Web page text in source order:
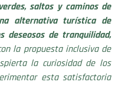
saltos y caminos de
alternativa turística de
deseosos de tranquilidad,
la propuesta inclusiva de
la curiosidad de los
esta satisfactoria